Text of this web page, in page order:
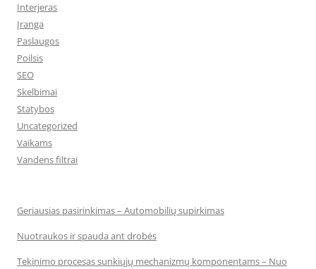
Interjeras
Įranga
Paslaugos
Poilsis
SEO
Skelbimai
Statybos
Uncategorized
Vaikams
Vandens filtrai
Geriausias pasirinkimas – Automobilių supirkimas
Nuotraukos ir spauda ant drobės
Tekinimo procesas sunkiųjų mechanizmų komponentams – Nuo